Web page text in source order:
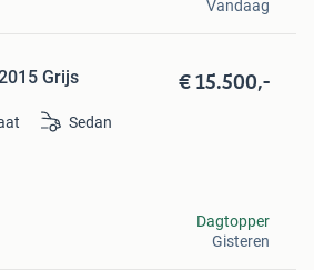
Vandaag
Grijs € 15.500,-
Sedan
Dagtopper
Gisteren